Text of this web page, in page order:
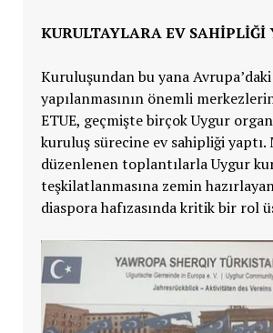
KURULTAYLARA EV SAHİPLİĞİ
Kuruluşundan bu yana
yapılanmasının önemli
ETUE, geçmişte birçok Uygur
kuruluş sürecine ev sahipliği yaptı.
düzenlenen toplantılarla Uygur
teşkilatlanmasına zemin
diaspora hafızasında kritik bir rol